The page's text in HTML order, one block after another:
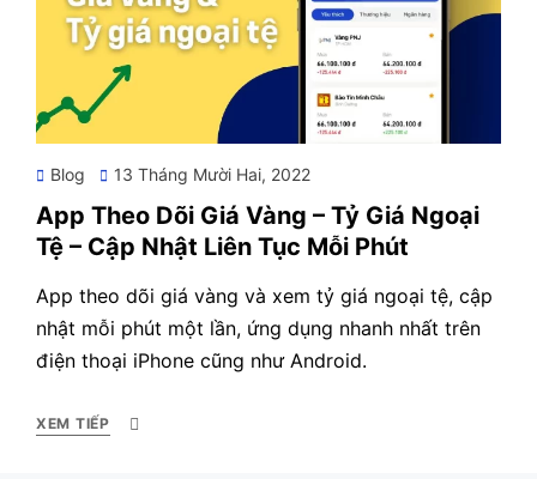
Blog
Posted
13 Tháng Mười Hai, 2022
App Theo Dõi Giá Vàng – Tỷ Giá Ngoại
Tệ – Cập Nhật Liên Tục Mỗi Phút
App theo dõi giá vàng và xem tỷ giá ngoại tệ, cập
nhật mỗi phút một lần, ứng dụng nhanh nhất trên
điện thoại iPhone cũng như Android.
XEM TIẾP